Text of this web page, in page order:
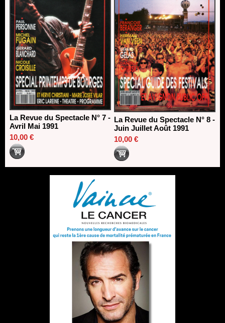
La Revue du Spectacle N° 7 -
Avril Mai 1991
10,00 €
La Revue du Spectacle N° 8 -
Juin Juillet Août 1991
10,00 €